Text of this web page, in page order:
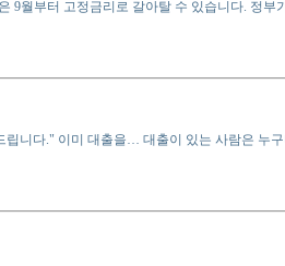
월부터 고정금리로 갈아탈 수 있습니다. 정부
니다." 이미 대출을… 대출이 있는 사람은 누구